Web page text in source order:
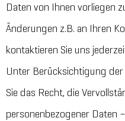
Daten von Ihnen vorliegen
Änderungen z.B. an Ihren
kontaktieren Sie uns
Unter Berücksichtigung
Sie das Recht, die
personenbezogener Daten